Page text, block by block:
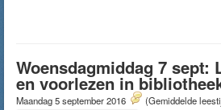
Woensdagmiddag 7 sept:
en voorlezen in
Maandag 5 september 2016 (Gemiddelde